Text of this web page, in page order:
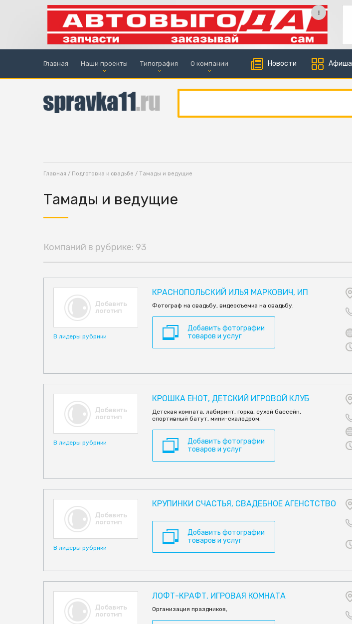
Главная Наши проекты Типография О компании Новости Афиша
Главная / Подготовка к свадьбе / Тамады и ведущие
Тамады и ведущие
Компаний в рубрике: 93
В лидеры рубрики
КРАСНОПОЛЬСКИЙ ИЛЬЯ МАРКОВИЧ, ИП
Фотограф на свадьбу, видеосъемка на свадьбу.
Добавить фотографии
товаров и услуг
В лидеры рубрики
КРОШКА ЕНОТ, ДЕТСКИЙ ИГРОВОЙ КЛУБ
Детская комната, лабиринт, горка, сухой бассейн,
спортивный батут, мини-скалодром.
Добавить фотографии
товаров и услуг
В лидеры рубрики
КРУПИНКИ СЧАСТЬЯ, СВАДЕБНОЕ АГЕНСТСТВО
Добавить фотографии
товаров и услуг
ЛОФТ-КРАФТ, ИГРОВАЯ КОМНАТА
Организация праздников,